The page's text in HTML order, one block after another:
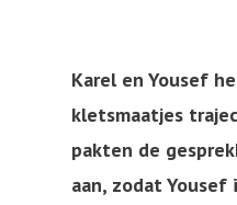
Karel en Yousef
kletsmaatjes
pakten de
aan, zodat